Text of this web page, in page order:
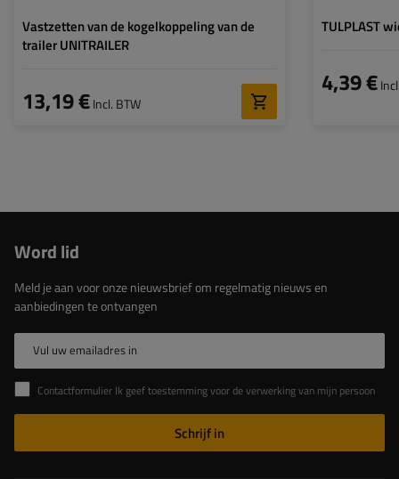
Vastzetten van de kogelkoppeling van de
trailer UNITRAILER
13,19 €Incl. BTW
TULPLAST
4,39 €
Word lid
Meld je aan voor onze nieuwsbrief om regelmatig nieuws en
aanbiedingen te ontvangen
Vul uw emailadres in
Contactformulier Ik geef toestemming voor de verwerking van mijn persoonlijke gegevens in het contactformulier in overeenstemming met de Verordening van het Europees Parlement en de Raad (EU)
Schrijf in